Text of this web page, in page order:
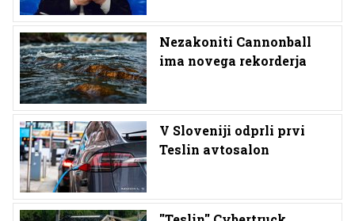
Nezakoniti Cannonball
ima novega rekorderja
V Sloveniji odprli prvi
Teslin avtosalon